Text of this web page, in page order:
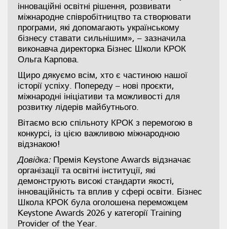
інноваційні освітні рішення, розвивати
міжнародне співробітництво та створювати
програми, які допомагають українському
бізнесу ставати сильнішим», – зазначила
виконавча директорка Бізнес Школи КРОК
Ольга Карпова.
Щиро дякуємо всім, хто є частиною нашої
історії успіху. Попереду – нові проєкти,
міжнародні ініціативи та можливості для
розвитку лідерів майбутнього.
Вітаємо всю спільноту КРОК з перемогою в
конкурсі, із цією важливою міжнародною
відзнакою!
Довідка:Премія Keystone Awards відзначає
організації та освітні інституції, які
демонструють високі стандарти якості,
інноваційність та вплив у сфері освіти. Бізнес
Школа КРОК була оголошена переможцем
Keystone Awards 2026 у категорії Training
Provider of the Year.